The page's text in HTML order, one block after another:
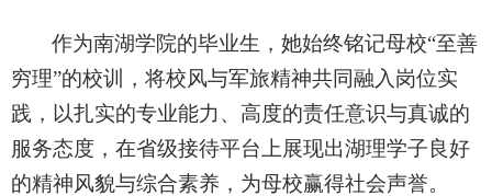
作为南湖学院的毕业生，她始终铭记母校“至善
穷理”的校训，将校风与军旅精神共同融入岗位实
践，以扎实的专业能力、高度的责任意识与真诚的
服务态度，在省级接待平台上展现出湖理学子良好
的精神风貌与综合素养，为母校赢得社会声誉。